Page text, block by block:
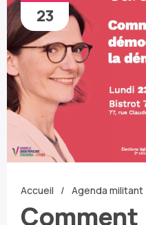
23
Accueil Agenda militant
Comment